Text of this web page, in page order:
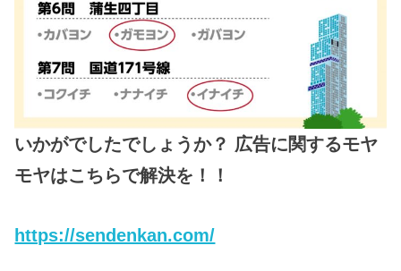
いかがでしたでしょうか？ 広告に関するモヤ
モヤはこちらで解決を！！
https://sendenkan.com/